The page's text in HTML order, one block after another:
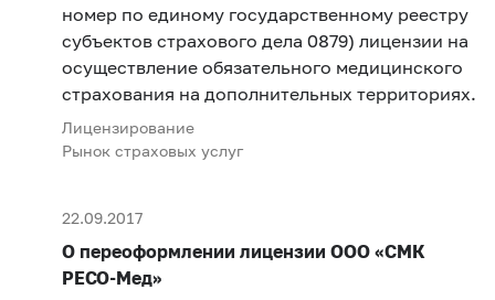
номер по единому государственному реестру
субъектов страхового дела 0879) лицензии на
осуществление обязательного медицинского
страхования на дополнительных территориях.
Лицензирование
Рынок страховых услуг
22.09.2017
О переоформлении лицензии ООО «СМК
РЕСО-Мед»